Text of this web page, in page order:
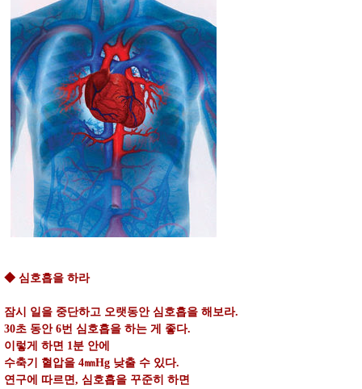
◆ 심호흡을 하라
잠시 일을 중단하고 오랫동안 심호흡을 해보라.
30초 동안 6번 심호흡을 하는 게 좋다.
이렇게 하면 1분 안에
수축기 혈압을 4㎜Hg 낮출 수 있다.
연구에 따르면, 심호흡을 꾸준히 하면